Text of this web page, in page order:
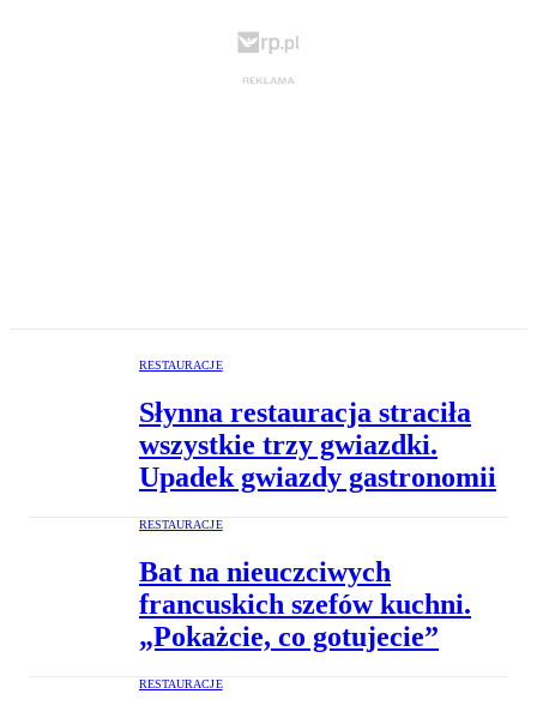
RESTAURACJE
Słynna restauracja straciła
wszystkie trzy gwiazdki.
Upadek gwiazdy gastronomii
RESTAURACJE
Bat na nieuczciwych
francuskich szefów kuchni.
„Pokażcie, co gotujecie”
RESTAURACJE